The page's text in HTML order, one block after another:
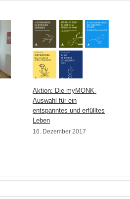
Aktion: Die myMONK-
Auswahl für ein
entspanntes und erfülltes
Leben
16. Dezember 2017